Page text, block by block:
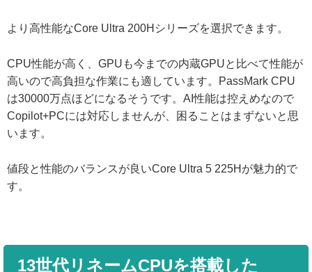
より高性能なCore Ultra 200Hシリーズを選択できます。
CPU性能が高く、GPUも今までの内蔵GPUと比べて性能が
高いので高負担な作業にも適しています。PassMark CPU
は30000万点ほどになるそうです。AI性能は控えめなので
Copilot+PCには対応しませんが、困ることはまずないと思
います。
値段と性能のバランスが良いCore Ultra 5 225Hが魅力的で
す。
13世代リネームCPUを搭載した